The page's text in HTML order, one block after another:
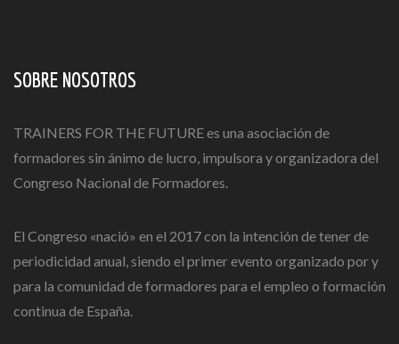
SOBRE NOSOTROS
TRAINERS FOR THE FUTURE es una asociación de
formadores sin ánimo de lucro, impulsora y organizadora del
Congreso Nacional de Formadores.
El Congreso «nació» en el 2017 con la intención de tener de
periodicidad anual, siendo el primer evento organizado por y
para la comunidad de formadores para el empleo o formación
continua de España.